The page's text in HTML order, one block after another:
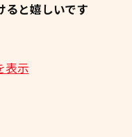
ると嬉しいです